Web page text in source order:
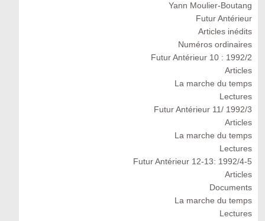
Yann Moulier-Boutang
Futur Antérieur
Articles inédits
Numéros ordinaires
Futur Antérieur 10 : 1992/2
Articles
La marche du temps
Lectures
Futur Antérieur 11/ 1992/3
Articles
La marche du temps
Lectures
Futur Antérieur 12-13: 1992/4-5
Articles
Documents
La marche du temps
Lectures